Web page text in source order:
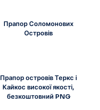
Прапор Соломонових
Островів
Прапор островів Теркс і
Кайкос високої якості,
безкоштовний PNG